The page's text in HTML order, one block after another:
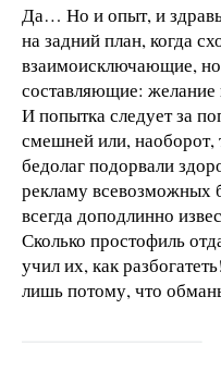
Да… Но и опыт, и
на задний план, когда
взаимоисключающие,
составляющие: желание
И попытка следует за
смешней или, наоборот,
бедолаг подорвали
рекламу всевозможных
всегда доподлинно
Сколько простофиль
учил их, как
лишь потому, что